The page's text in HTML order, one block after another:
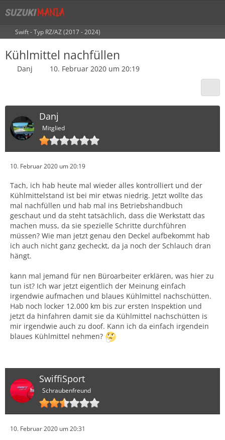
Swift - Typ RZ/AZ (2017 - 2024)
Kühlmittel nachfüllen
Danj 10. Februar 2020 um 20:19
Danj
Mitglied
10. Februar 2020 um 20:19
Tach, ich hab heute mal wieder alles kontrolliert und der
Kühlmittelstand ist bei mir etwas niedrig. Jetzt wollte das
mal nachfüllen und hab mal ins Betriebshandbuch
geschaut und da steht tatsächlich, dass die Werkstatt das
machen muss, da sie spezielle Schritte durchführen
müssen? Wie man jetzt genau den Deckel aufbekommt hab
ich auch nicht ganz gecheckt, da ja noch der Schlauch dran
hängt.
kann mal jemand für nen Büroarbeiter erklären, was hier zu
tun ist? Ich war jetzt eigentlich der Meinung einfach
irgendwie aufmachen und blaues Kühlmittel nachschütten.
Hab noch locker 12.000 km bis zur ersten Inspektion und
jetzt da hinfahren damit sie da Kühlmittel nachschütten is
mir irgendwie auch zu doof. Kann ich da einfach irgendein
blaues Kühlmittel nehmen?
SwiffiSport
Schraubenfreund
10. Februar 2020 um 20:31